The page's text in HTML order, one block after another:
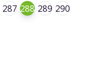
287 288 289 290